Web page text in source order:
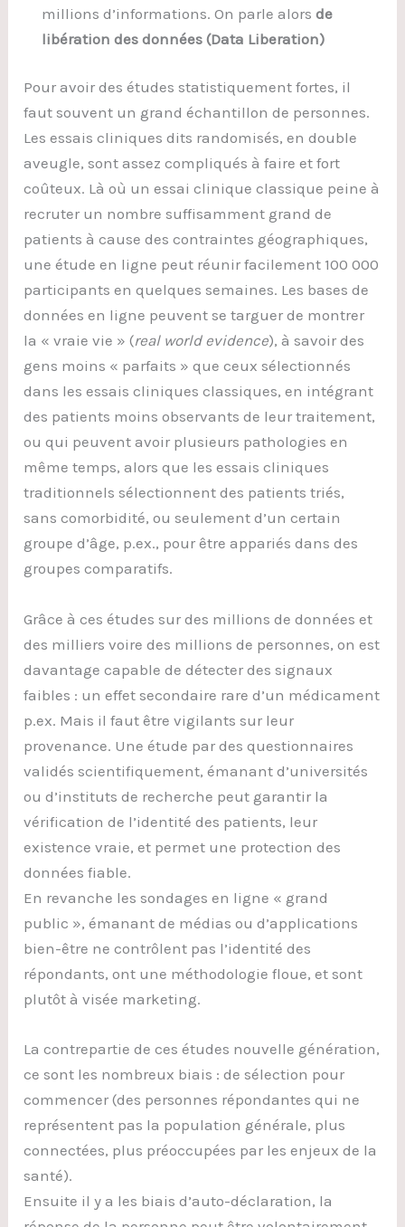
millions d’informations. On parle alorsde
libération des données (Data Liberation)
Pour avoir des études statistiquement fortes, il
faut souvent un grand échantillon de personnes.
Les essais cliniques dits randomisés, en double
aveugle, sont assez compliqués à faire et fort
coûteux. Là où un essai clinique classique peine à
recruter un nombre suffisamment grand de
patients à cause des contraintes géographiques,
une étude en ligne peut réunir facilement 100 000
participants en quelques semaines. Les bases de
données en ligne peuvent se targuer de montrer
la « vraie vie » (real world evidence), à savoir des
gens moins « parfaits » que ceux sélectionnés
dans les essais cliniques classiques, en intégrant
des patients moins observants de leur traitement,
ou qui peuvent avoir plusieurs pathologies en
même temps, alors que les essais cliniques
traditionnels sélectionnent des patients triés,
sans comorbidité, ou seulement d’un certain
groupe d’âge, p.ex., pour être appariés dans des
groupes comparatifs.
Grâce à ces études sur des millions de données et
des milliers voire des millions de personnes, on est
davantage capable de détecter des signaux
faibles : un effet secondaire rare d’un médicament
p.ex. Mais il faut être vigilants sur leur
provenance. Une étude par des questionnaires
validés scientifiquement, émanant d’universités
ou d’instituts de recherche peut garantir la
vérification de l’identité des patients, leur
existence vraie, et permet une protection des
données fiable.
En revanche les sondages en ligne « grand
public », émanant de médias ou d’applications
bien-être ne contrôlent pas l’identité des
répondants, ont une méthodologie floue, et sont
plutôt à visée marketing.
La contrepartie de ces études nouvelle génération,
ce sont les nombreux biais : de sélection pour
commencer (des personnes répondantes qui ne
représentent pas la population générale, plus
connectées, plus préoccupées par les enjeux de la
santé).
Ensuite il y a les biais d’auto-déclaration, la